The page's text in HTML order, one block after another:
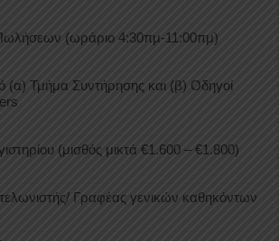
(ωράριο 4:30πμ-11:00πμ)
(α) Τμήμα Συντήρησης και (β) Οδηγοί
(μισθός μικτά €1.600 – €1.800)
Γραφέας γενικών καθηκόντων